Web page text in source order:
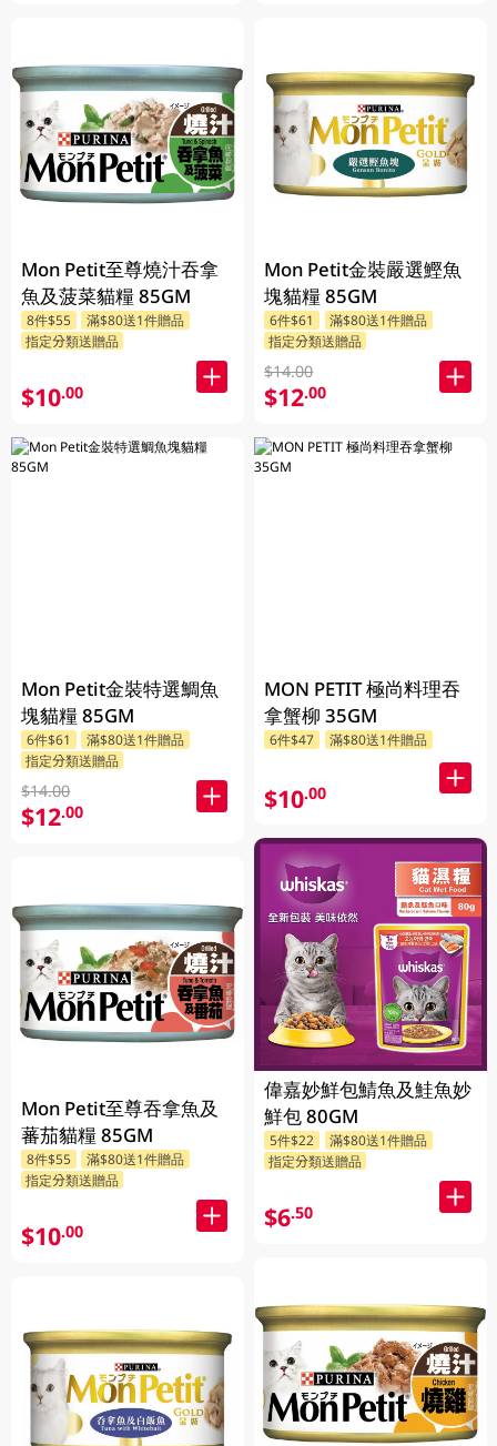
Mon Petit至尊燒汁吞拿
魚及菠菜貓糧 85GM
8件$55
滿$80送1件贈品
指定分類送贈品
$10.00
Mon Petit金裝特選鯛魚
塊貓糧 85GM
6件$61
滿$80送1件贈品
指定分類送贈品
$14.00
$12.00
Mon Petit至尊吞拿魚及
蕃茄貓糧 85GM
8件$55
滿$80送1件贈品
指定分類送贈品
$10.00
Mon Petit金裝嚴選鰹魚
塊貓糧 85GM
6件$61
滿$80送1件贈品
指定分類送贈品
$14.00
$12.00
MON PETIT 極尚料理吞
拿蟹柳 35GM
6件$47 滿$80送1件贈品
$10.00
偉嘉妙鮮包鯖魚及鮭魚妙
鮮包 80GM
5件$22
滿$80送1件贈品
指定分類送贈品
$6.50